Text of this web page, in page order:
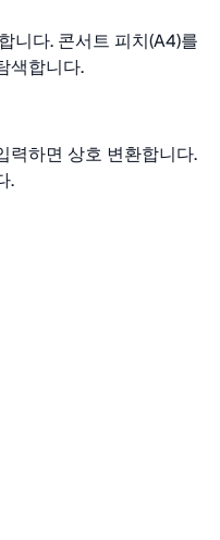
니다. 콘서트 피치(A4)를
색합니다.
력하면 상호 변환합니다.
.